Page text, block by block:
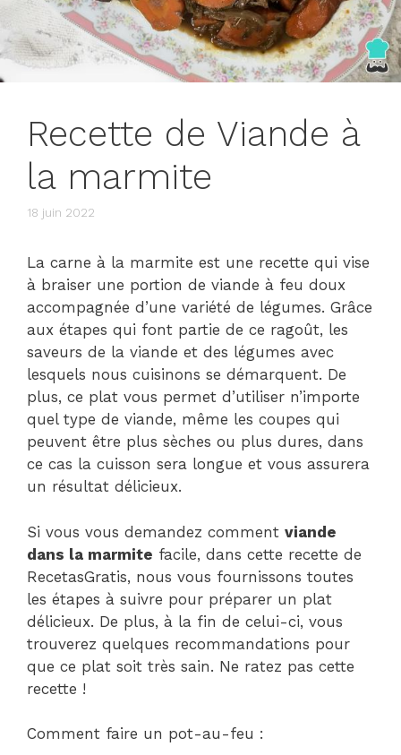
Recette de Viande à
la marmite
18 juin 2022
La carne à la marmite est une recette qui vise
à braiser une portion de viande à feu doux
accompagnée d’une variété de légumes. Grâce
aux étapes qui font partie de ce ragoût, les
saveurs de la viande et des légumes avec
lesquels nous cuisinons se démarquent. De
plus, ce plat vous permet d’utiliser n’importe
quel type de viande, même les coupes qui
peuvent être plus sèches ou plus dures, dans
ce cas la cuisson sera longue et vous assurera
un résultat délicieux.
Si vous vous demandez comment viande
dans la marmite facile, dans cette recette de
RecetasGratis, nous vous fournissons toutes
les étapes à suivre pour préparer un plat
délicieux. De plus, à la fin de celui-ci, vous
trouverez quelques recommandations pour
que ce plat soit très sain. Ne ratez pas cette
recette !
Comment faire un pot-au-feu :